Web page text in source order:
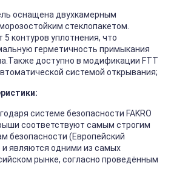
оснащена двухкамерным
стеклопакетом.
контуров уплотнения, что
герметичность примыкания
доступно в модификации FTT
системой открывания;
системе безопасности FAKRO
соответствуют самым строгим
безопасности (Европейский
и являются одними из самых
рынке, согласно проведённым